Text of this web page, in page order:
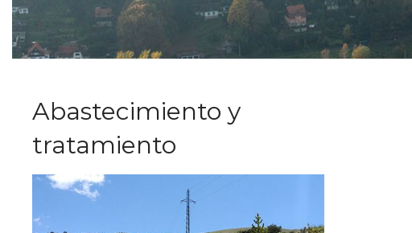
Abastecimiento y
tratamiento